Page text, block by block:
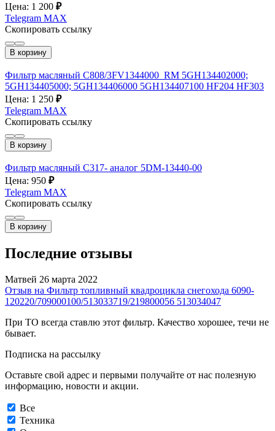
Цена: 1 200 ₽
Telegram MAX
Скопировать ссылку
В корзину
Фильтр масляный C808/3FV1344000_RM 5GH134402000;
5GH134405000; 5GH134406000 5GH134407100 HF204 HF303
Цена: 1 250 ₽
Telegram MAX
Скопировать ссылку
В корзину
Фильтр масляный C317- аналог 5DM-13440-00
Цена: 950 ₽
Telegram MAX
Скопировать ссылку
В корзину
Последние отзывы
Матвей 26 марта 2022
Отзыв на Фильтр топливный квадроцикла снегохода 6090-
120220/709000100/513033719/219800056 513034047
При ТО всегда ставлю этот фильтр. Качество хорошее, течи не
бывает.
Подписка на рассылку
Оставьте свой адрес и первыми получайте от нас полезную
информацию, новости и акции.
Все
Техника